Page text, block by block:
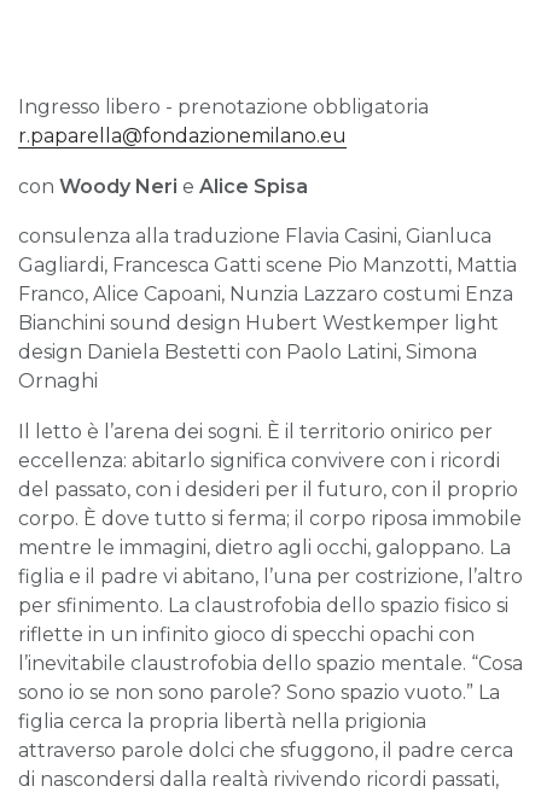
Ingresso libero - prenotazione obbligatoria
r.paparella@fondazionemilano.eu
con Woody Neri e Alice Spisa
consulenza alla traduzione Flavia Casini, Gianluca
Gagliardi, Francesca Gatti scene Pio Manzotti, Mattia
Franco, Alice Capoani, Nunzia Lazzaro costumi Enza
Bianchini sound design Hubert Westkemper light
design Daniela Bestetti con Paolo Latini, Simona
Ornaghi
Il letto è l’arena dei sogni. È il territorio onirico per
eccellenza: abitarlo significa convivere con i ricordi
del passato, con i desideri per il futuro, con il proprio
corpo. È dove tutto si ferma; il corpo riposa immobile
mentre le immagini, dietro agli occhi, galoppano. La
figlia e il padre vi abitano, l’una per costrizione, l’altro
per sfinimento. La claustrofobia dello spazio fisico si
riflette in un infinito gioco di specchi opachi con
l’inevitabile claustrofobia dello spazio mentale. “Cosa
sono io se non sono parole? Sono spazio vuoto.” La
figlia cerca la propria libertà nella prigionia
attraverso parole dolci che sfuggono, il padre cerca
di nascondersi dalla realtà rivivendo ricordi passati,